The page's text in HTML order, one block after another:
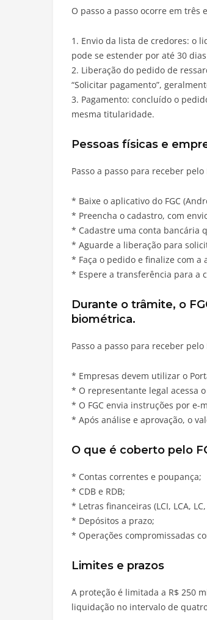
O passo a passo ocorre em três
1. Envio da lista de credores: o
pode se estender por até 30
2. Liberação do pedido de
“Solicitar pagamento”,
3. Pagamento: concluído o
mesma titularidade.
Pessoas físicas e
Passo a passo para receber pelo
* Baixe o aplicativo do FGC
* Preencha o cadastro, com
* Cadastre uma conta bancária
* Aguarde a liberação para
* Faça o pedido e finalize com a
* Espere a transferência para a
Durante o trâmite, o
biométrica.
Passo a passo para receber pelo
* Empresas devem utilizar o
* O representante legal acessa
* O FGC envia instruções por e-
* Após análise e aprovação, o
O que é coberto pelo
* Contas correntes e poupança;
* CDB e RDB;
* Letras financeiras (LCI, LCA, LC,
* Depósitos a prazo;
* Operações compromissadas
Limites e prazos
A proteção é limitada a R$ 250
liquidação no intervalo de